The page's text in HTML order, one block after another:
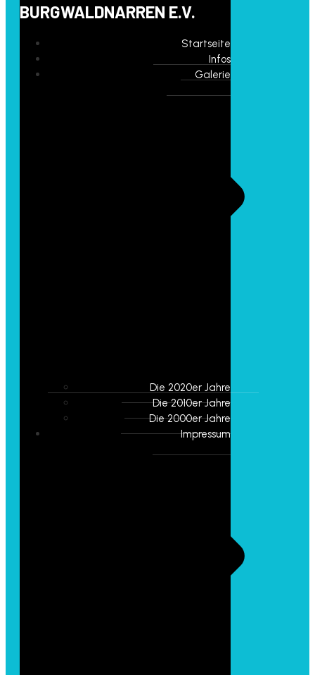
BURGWALDNARREN E.V.
Startseite
Infos
Galerie
Die 2020er Jahre
Die 2010er Jahre
Die 2000er Jahre
Impressum